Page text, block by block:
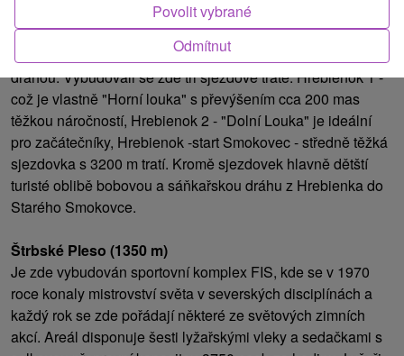
Hrebienok (1310 m)
Středisko je spojené se Starým Smokovcem lanovou
dráhou. Vybudovali se zde tři sjezdové tratě: Hrebienok 1 -
což je vlastně "Horní louka" s převýšením cca 200 mas
těžkou náročností, Hrebienok 2 - "Dolní Louka" je ideální
pro začátečníky, Hrebienok -start Smokovec - středně těžká
sjezdovka s 3200 m tratí. Kromě sjezdovek hlavně dětští
turisté oblibě bobovou a sáňkařskou dráhu z Hrebienka do
Starého Smokovce.
Štrbské Pleso (1350 m)
Je zde vybudován sportovní komplex FIS, kde se v 1970
roce konaly mistrovství světa v severských disciplínách a
každý rok se zde pořádají některé ze světových zimních
akcí. Areál disponuje šesti lyžařskými vleky a sedačkami s
Odmítnut
Povolit vybrané